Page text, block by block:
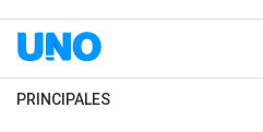
PRINCIPALES